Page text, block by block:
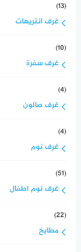
(13)
غرف انتريهات
(10)
غرف سفرة
(4)
غرف صالون
(4)
غرف نوم
(51)
غرف نوم اطفال
(22)
مطابخ